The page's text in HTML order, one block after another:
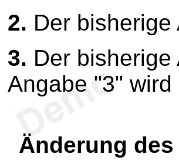
2. Der
3. Der
Angabe "3"
Änderung